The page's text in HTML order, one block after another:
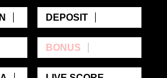
DEPOSIT
BONUS